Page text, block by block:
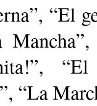
“El
“La